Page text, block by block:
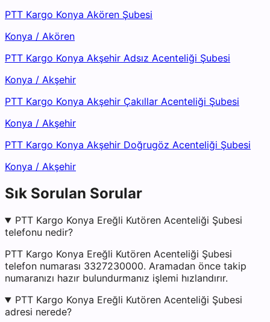
PTT Kargo Konya Akören Şubesi
Konya / Akören
PTT Kargo Konya Akşehir Adsız Acenteliği Şubesi
Konya / Akşehir
PTT Kargo Konya Akşehir Çakıllar Acenteliği Şubesi
Konya / Akşehir
PTT Kargo Konya Akşehir Doğrugöz Acenteliği Şubesi
Konya / Akşehir
Sık Sorulan Sorular
PTT Kargo Konya Ereğli Kutören Acenteliği Şubesi
telefonu nedir?
PTT Kargo Konya Ereğli Kutören Acenteliği Şubesi
telefon numarası 3327230000. Aramadan önce takip
numaranızı hazır bulundurmanız işlemi hızlandırır.
PTT Kargo Konya Ereğli Kutören Acenteliği Şubesi
adresi nerede?